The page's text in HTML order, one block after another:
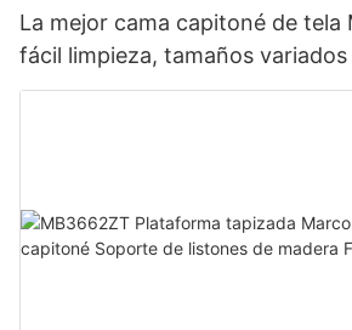
La mejor cama capitoné de tela
fácil limpieza, tamaños
de fábrica - Muebles JLH